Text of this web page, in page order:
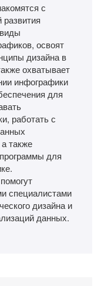
с
освоят
дизайна в
охватывает
инфографики
для
работать с
также
для
специалистами
дизайна и
данных.